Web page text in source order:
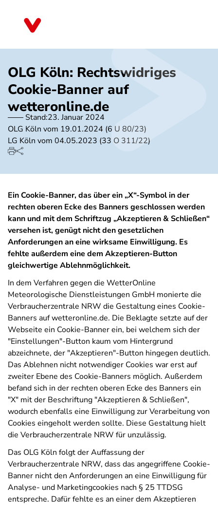
OLG Köln: Rechtswidriges
Cookie-Banner auf
wetteronline.de
Stand:23. Januar 2024
OLG Köln vom 19.01.2024 (6 U 80/23)
LG Köln vom 04.05.2023 (33 O 311/22)
Ein Cookie-Banner, das über ein „X“-Symbol in der
rechten oberen Ecke des Banners geschlossen werden
kann und mit dem Schriftzug „Akzeptieren & Schließen“
versehen ist, genügt nicht den gesetzlichen
Anforderungen an eine wirksame Einwilligung. Es
fehlte außerdem eine dem Akzeptieren-Button
gleichwertige Ablehnmöglichkeit.
In dem Verfahren gegen die WetterOnline
Meteorologische Dienstleistungen GmbH monierte die
Verbraucherzentrale NRW die Gestaltung eines Cookie-
Banners auf wetteronline.de. Die Beklagte setzte auf der
Webseite ein Cookie-Banner ein, bei welchem sich der
"Einstellungen"-Button kaum vom Hintergrund
abzeichnete, der "Akzeptieren"-Button hingegen deutlich.
Das Ablehnen nicht notwendiger Cookies war erst auf
zweiter Ebene des Cookie-Banners möglich. Außerdem
befand sich in der rechten oberen Ecke des Banners ein
"X" mit der Beschriftung "Akzeptieren & Schließen",
wodurch ebenfalls eine Einwilligung zur Verarbeitung von
Cookies eingeholt werden sollte. Diese Gestaltung hielt
die Verbraucherzentrale NRW für unzulässig.
Das OLG Köln folgt der Auffassung der
Verbraucherzentrale NRW, dass das angegriffene Cookie-
Banner nicht den Anforderungen an eine Einwilligung für
Analyse- und Marketingcookies nach § 25 TTDSG
entspreche. Dafür fehlte es an einer dem Akzeptieren